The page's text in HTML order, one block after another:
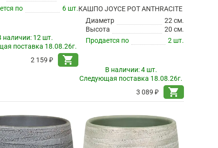
POT ANTHRACITE
по
КАШПО JOYCE POT ANTHRACITE
Диаметр
22 см.
Высота
20 см.
Продается по
2 шт.
В наличии:4 шт.
Следующая поставка 18.08.26г.
3 089 ₽
shopping_cart